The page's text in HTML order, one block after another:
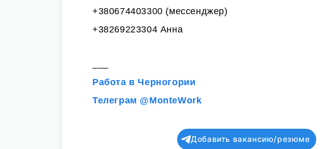
+380674403300 (мессенджер)
+38269223304 Анна
Работа в Черногории
Телеграм @MonteWork
Добавить вакансию/резюме